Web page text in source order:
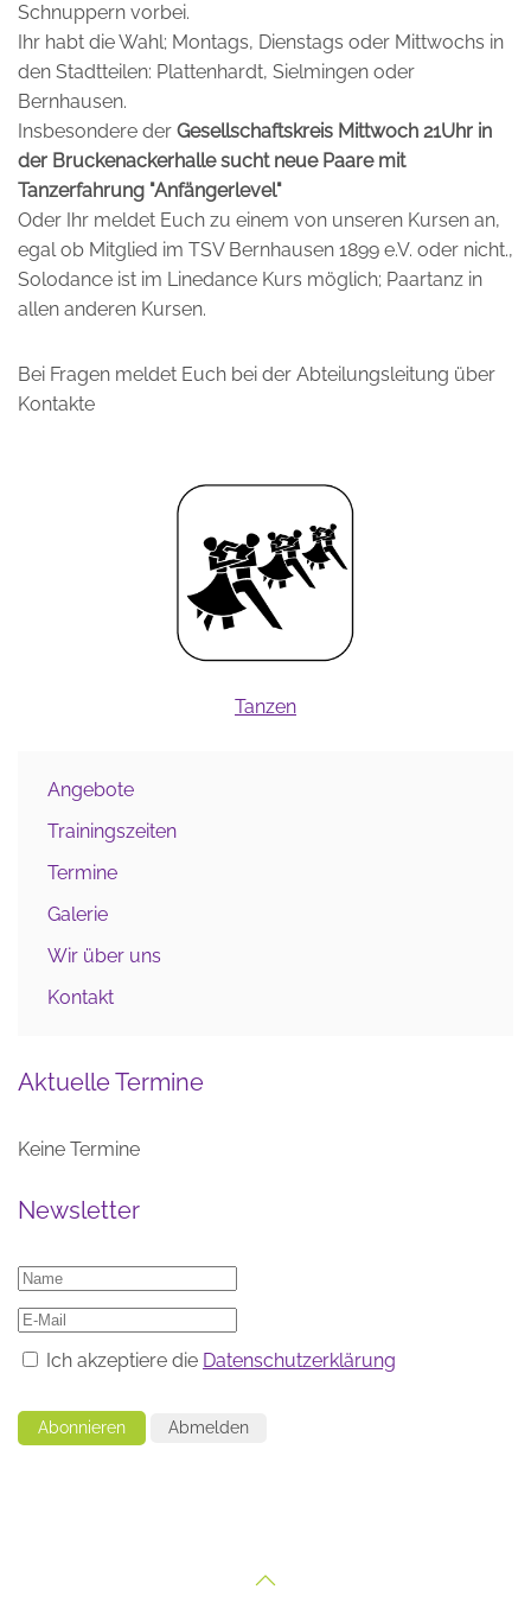
Schnuppern vorbei.
Ihr habt die Wahl; Montags, Dienstags oder Mittwochs in
den Stadtteilen: Plattenhardt, Sielmingen oder
Bernhausen.
Insbesondere der Gesellschaftskreis Mittwoch 21Uhr in
der Bruckenackerhalle sucht neue Paare mit
Tanzerfahrung "Anfängerlevel"
Oder Ihr meldet Euch zu einem von unseren Kursen an,
egal ob Mitglied im TSV Bernhausen 1899 e.V. oder nicht.,
Solodance ist im Linedance Kurs möglich; Paartanz in
allen anderen Kursen.
Bei Fragen meldet Euch bei der Abteilungsleitung über
Kontakte
Tanzen
Angebote
Trainingszeiten
Termine
Galerie
Wir über uns
Kontakt
Aktuelle Termine
Keine Termine
Newsletter
Ich akzeptiere die Datenschutzerklärung
Abonnieren Abmelden